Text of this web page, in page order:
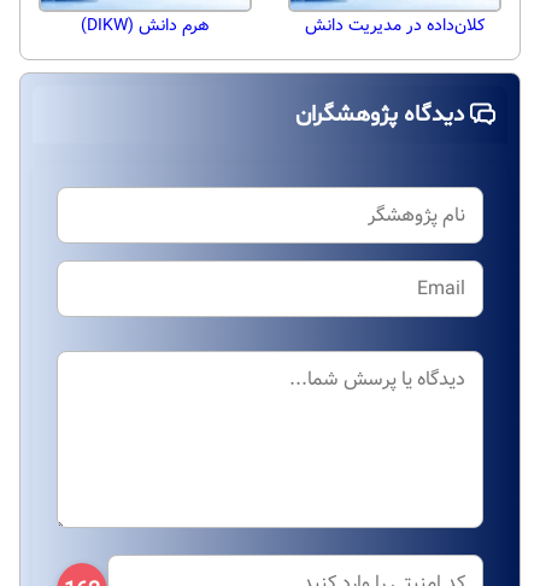
کلان‌داده در مدیریت دانش هرم دانش (DIKW)
دیدگاه پژوهشگران